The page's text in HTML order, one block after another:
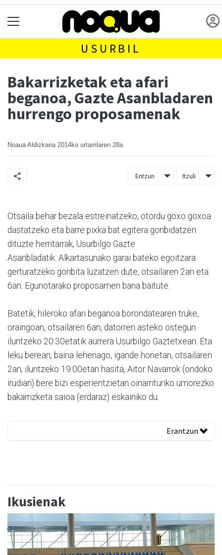
USURBIL
Bakarrizketak eta afari
beganoa, Gazte Asanbladaren
hurrengo proposamenak
Noaua Aldizkaria 2014ko urtarrilaren 28a
Entzun Itzuli
Otsaila behar bezala estreinatzeko, otordu goxo goxoa
dastatzeko eta barre pixka bat egitera gonbidatzen
dituzte herritarrak, Usurbilgo Gazte
Asanbladatik. Alkartasunako garai bateko egoitzara
gerturatzeko gonbita luzatzen dute, otsailaren 2an eta
6an. Egunotarako proposamen bana baitute.
Batetik, hileroko afari beganoa borondatearen truke,
oraingoan, otsailaren 6an, datorren asteko ostegun
iluntzeko 20:30etatik aurrera Usurbilgo Gaztetxean. Eta
leku berean, baina lehenago, igande honetan, otsailaren
2an, iluntzeko 19:00etan hasita, Aitor Navarrok (ondoko
irudian) bere bizi esperientzietan oinarrituriko umorezko
bakarrizketa saioa (erdaraz) eskainiko du.
Erantzun
Ikusienak